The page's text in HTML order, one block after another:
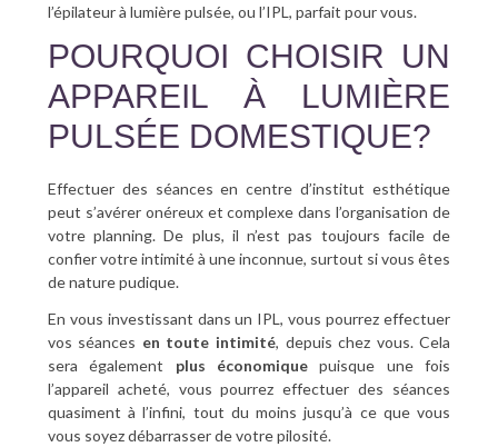
l’épilateur à lumière pulsée, ou l’IPL, parfait pour vous.
POURQUOI CHOISIR UN
APPAREIL À LUMIÈRE
PULSÉE DOMESTIQUE?
Effectuer des séances en centre d’institut esthétique
peut s’avérer onéreux et complexe dans l’organisation de
votre planning. De plus, il n’est pas toujours facile de
confier votre intimité à une inconnue, surtout si vous êtes
de nature pudique.
En vous investissant dans un IPL, vous pourrez effectuer
vos séances en toute intimité, depuis chez vous. Cela
sera également plus économiquepuisque une fois
l’appareil acheté, vous pourrez effectuer des séances
quasiment à l’infini, tout du moins jusqu’à ce que vous
vous soyez débarrasser de votre pilosité.